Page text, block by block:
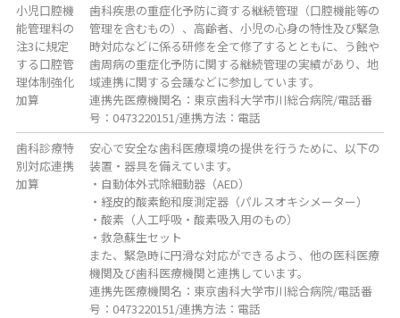
小児口腔機
能管理料の
注3に規定
する口腔管
理体制強化
加算
歯科疾患の重症化予防に資する継続管理（口腔機能等の
管理を含むもの）、高齢者、小児の心身の特性及び緊急
時対応などに係る研修を全て修了するとともに、う蝕や
歯周病の重症化予防に関する継続管理の実績があり、地
域連携に関する会議などに参加しています。
連携先医療機関名：東京歯科大学市川総合病院/電話番
号：0473220151/連携方法：電話
歯科診療特
別対応連携
加算
安心で安全な歯科医療環境の提供を行うために、以下の
装置・器具を備えています。
・自動体外式除細動器（AED）
・経皮的酸素飽和度測定器（パルスオキシメーター）
・酸素（人工呼吸・酸素吸入用のもの）
・救急蘇生セット
また、緊急時に円滑な対応ができるよう、他の医科医療
機関及び歯科医療機関と連携しています。
連携先医療機関名：東京歯科大学市川総合病院/電話番
号：0473220151/連携方法：電話